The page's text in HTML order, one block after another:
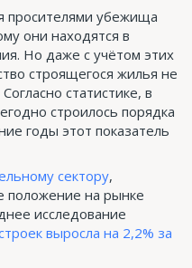
просителями убежища
они находятся в
Но даже с учётом этих
строящегося жилья не
статистике, в
строилось порядка
годы этот показатель
сектору,
положение на рынке
исследование
выросла на 2,2% за